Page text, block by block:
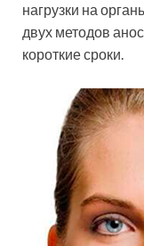
нагрузки на
двух методов
короткие сроки.